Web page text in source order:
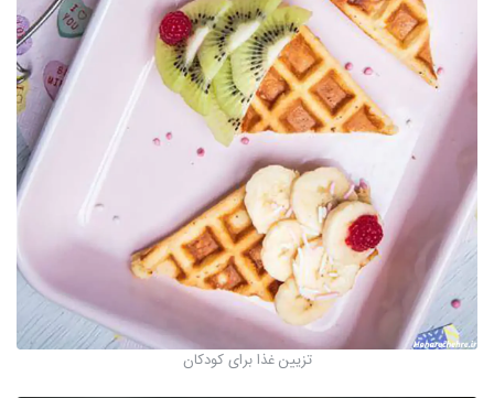
تزیین غذا برای کودکان